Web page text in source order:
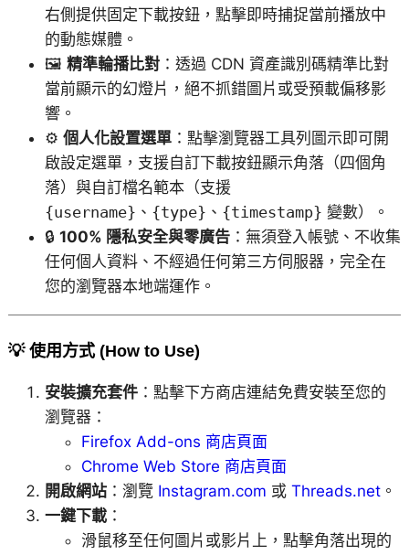
右側提供固定下載按鈕，點擊即時捕捉當前播放中
的動態媒體。
🖼️ 精準輪播比對：透過 CDN 資產識別碼精準比對
當前顯示的幻燈片，絕不抓錯圖片或受預載偏移影
響。
⚙️ 個人化設置選單：點擊瀏覽器工具列圖示即可開
啟設定選單，支援自訂下載按鈕顯示角落（四個角
落）與自訂檔名範本（支援
{username} 、 {type} 、 {timestamp} 變數）。
🔒 100% 隱私安全與零廣告：無須登入帳號、不收集
任何個人資料、不經過任何第三方伺服器，完全在
您的瀏覽器本地端運作。
💡 使用方式 (How to Use)
安裝擴充套件：點擊下方商店連結免費安裝至您的
瀏覽器：
Firefox Add-ons 商店頁面
Chrome Web Store 商店頁面
開啟網站：瀏覽 Instagram.com 或 Threads.net。
一鍵下載：
滑鼠移至任何圖片或影片上，點擊角落出現的